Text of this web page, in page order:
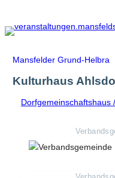
Inhalt
springen
Mansfelder Grund-Helbra
Kulturhaus
Dorfgemeinschaftshaus